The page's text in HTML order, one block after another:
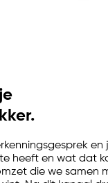
heeft en wat dat
die we samen